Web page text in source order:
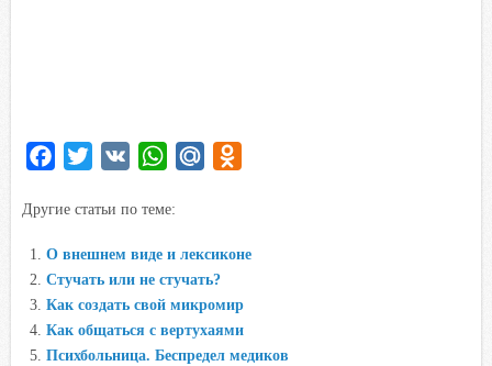
c
b
o
o
k
i
e
r
W
a
A
p
p
R
u
l
a
s
Другие статьи по теме:
О внешнем виде и лексиконе
Стучать или не стучать?
Как создать свой микромир
Как общаться с вертухаями
Психбольница. Беспредел медиков